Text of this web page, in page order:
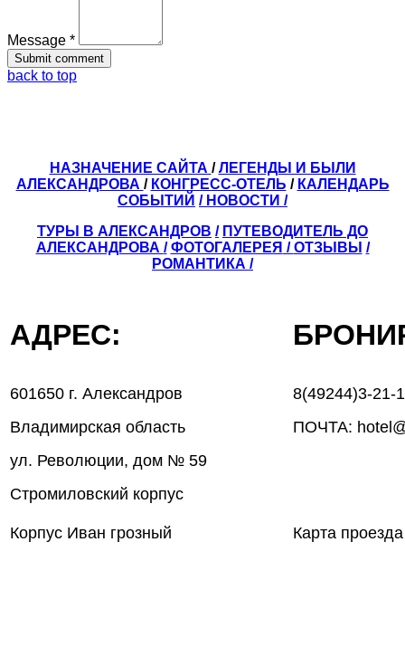
Message *
back to top
НАЗНАЧЕНИЕ САЙТА /ЛЕГЕНДЫ И БЫЛИ
АЛЕКСАНДРОВА / КОНГРЕСС-ОТЕЛЬ / КАЛЕНДАРЬ
СОБЫТИЙ / НОВОСТИ /
ТУРЫ В АЛЕКСАНДРОВ / ПУТЕВОДИТЕЛЬ ДО
АЛЕКСАНДРОВА / ФОТОГАЛЕРЕЯ /ОТЗЫВЫ /
РОМАНТИКА /
АДРЕС:
601650 г. Александров
Владимирская область
ул. Революции, дом № 59
Стромиловский корпус
Корпус Иван грозный
8(49244)3-21-
ПОЧТА:
Карта